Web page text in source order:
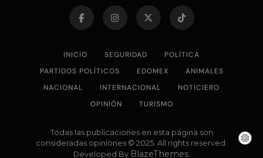
INICIO SEGURIDAD
POLÍTICA
PARTIDOS POLÍTICOS
EDOMEX
ANIMALES
NACIONAL
INTERNACIONAL
NOTICIERO
OPINIÓN
TURISMO
Todas las publicaciones en esta página son
consideradas opiniones © 2025. All rights reserved.
Developed By BlazeThemes.